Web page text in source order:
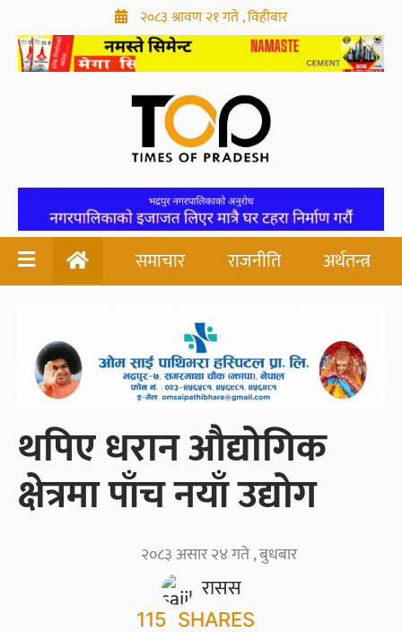
२०८३ श्रावण २१ गते , विहीबार
समाचार राजनीति अर्थतन्त्र
थपिए धरान औद्योगिक
क्षेत्रमा पाँच नयाँ उद्योग
रासस
२०८३ असार २४ गते , बुधबार
115 SHARES